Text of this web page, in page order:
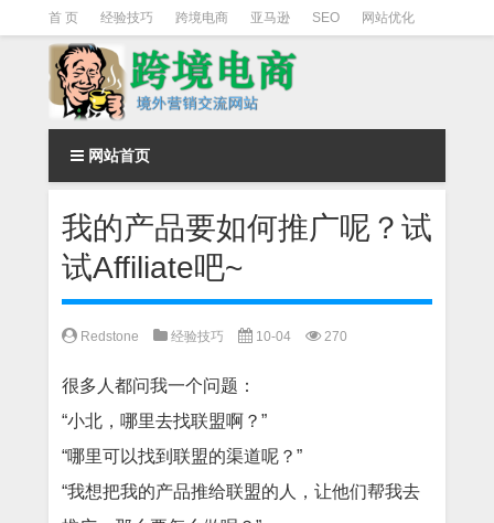
首 页 经验技巧 跨境电商 亚马逊 SEO 网站优化
Facebook营销 Facebook广告 facebook营销技巧
instagram营销
网站首页
我的产品要如何推广呢？试
试Affiliate吧~
Redstone 经验技巧 10-04 270
很多人都问我一个问题：
“小北，哪里去找联盟啊？”
“哪里可以找到联盟的渠道呢？”
“我想把我的产品推给联盟的人，让他们帮我去